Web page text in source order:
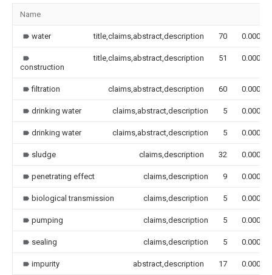
Name
water title,claims,abstract,description 70 0.000
construction
title,claims,abstract,description 51 0.000
filtration claims,abstract,description 60 0.000
drinking water claims,abstract,description 5 0.000
drinking water claims,abstract,description 5 0.000
sludge claims,description 32 0.000
penetrating effect claims,description 9 0.000
biological transmission claims,description 5 0.000
pumping claims,description 5 0.000
sealing claims,description 5 0.000
impurity abstract,description 17 0.000